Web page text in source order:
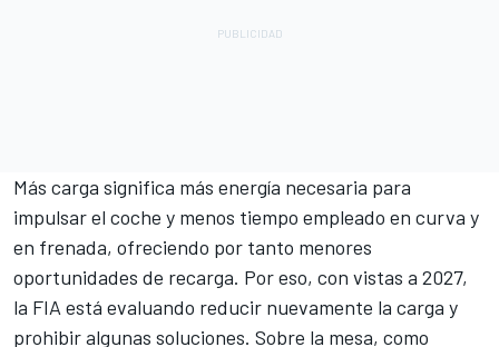
Más carga significa más energía necesaria para
impulsar el coche y menos tiempo empleado en curva y
en frenada, ofreciendo por tanto menores
oportunidades de recarga. Por eso, con vistas a 2027,
la FIA está evaluando reducir nuevamente la carga y
prohibir algunas soluciones. Sobre la mesa, como